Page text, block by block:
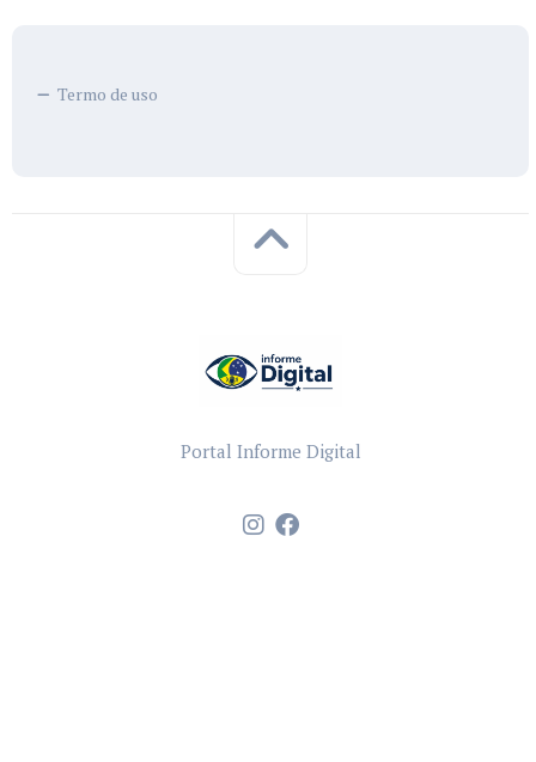
Termo de uso
Portal Informe Digital